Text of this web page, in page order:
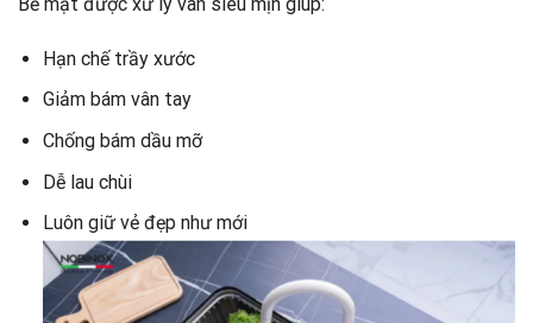
Hạn chế trầy xước
Giảm bám vân tay
Chống bám dầu mỡ
Dễ lau chùi
Luôn giữ vẻ đẹp như mới